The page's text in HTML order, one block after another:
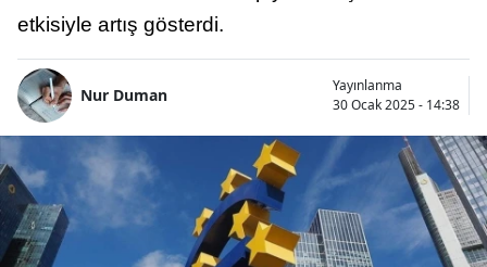
etkisiyle artış gösterdi.
Nur Duman
Yayınlanma
30 Ocak 2025 - 14:38